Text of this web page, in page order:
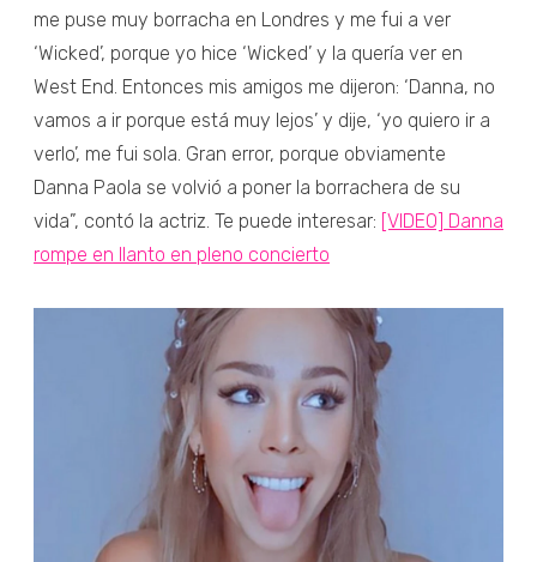
me puse muy borracha en Londres y me fui a ver
‘Wicked’, porque yo hice ‘Wicked’ y la quería ver en
West End. Entonces mis amigos me dijeron: ‘Danna, no
vamos a ir porque está muy lejos’ y dije, ‘yo quiero ir a
verlo’, me fui sola. Gran error, porque obviamente
Danna Paola se volvió a poner la borrachera de su
vida”, contó la actriz. Te puede interesar: [VIDEO] Danna
rompe en llanto en pleno concierto